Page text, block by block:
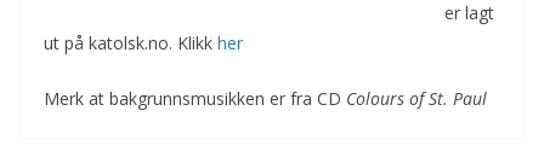
er lagt
ut på katolsk.no. Klikk her
Merk at bakgrunnsmusikken er fra CD Colours of St. Paul